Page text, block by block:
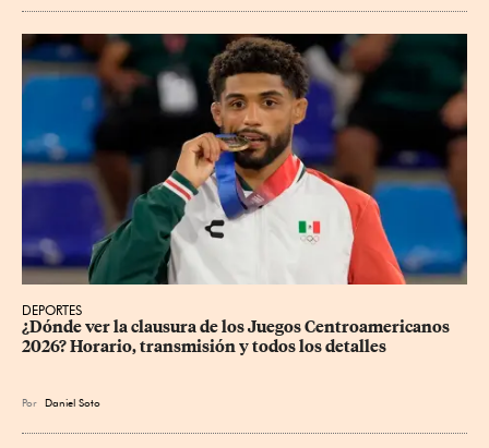
DEPORTES
¿Dónde ver la clausura de los Juegos Centroamericanos
2026? Horario, transmisión y todos los detalles
Por Daniel Soto